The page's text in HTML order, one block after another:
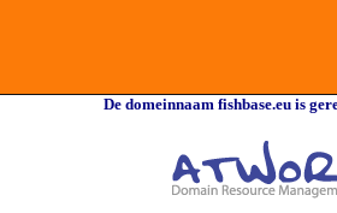
De domeinnaam fishbase.eu is